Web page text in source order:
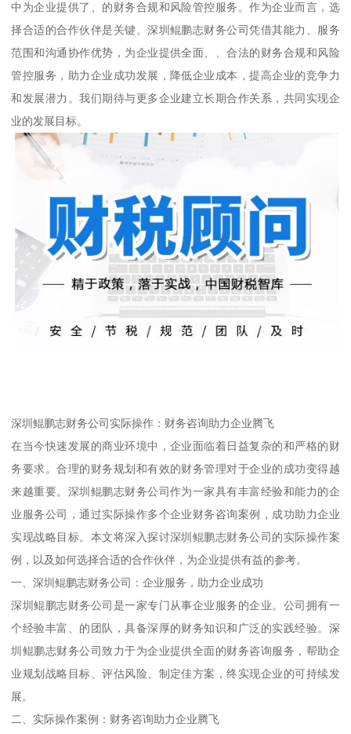
中为企业提供了、的财务合规和风险管控服务。作为企业而言，选
择合适的合作伙伴是关键。深圳鲲鹏志财务公司凭借其能力、服务
范围和沟通协作优势，为企业提供全面、、合法的财务合规和风险
管控服务，助力企业成功发展，降低企业成本，提高企业的竞争力
和发展潜力。我们期待与更多企业建立长期合作关系，共同实现企
业的发展目标。
深圳鲲鹏志财务公司实际操作：财务咨询助力企业腾飞
在当今快速发展的商业环境中，企业面临着日益复杂的和严格的财
务要求。合理的财务规划和有效的财务管理对于企业的成功变得越
来越重要。深圳鲲鹏志财务公司作为一家具有丰富经验和能力的企
业服务公司，通过实际操作多个企业财务咨询案例，成功助力企业
实现战略目标。本文将深入探讨深圳鲲鹏志财务公司的实际操作案
例，以及如何选择合适的合作伙伴，为企业提供有益的参考。
一、深圳鲲鹏志财务公司：企业服务，助力企业成功
深圳鲲鹏志财务公司是一家专门从事企业服务的企业。公司拥有一
个经验丰富、的团队，具备深厚的财务知识和广泛的实践经验。深
圳鲲鹏志财务公司致力于为企业提供全面的财务咨询服务，帮助企
业规划战略目标、评估风险、制定佳方案，终实现企业的可持续发
展。
二、实际操作案例：财务咨询助力企业腾飞